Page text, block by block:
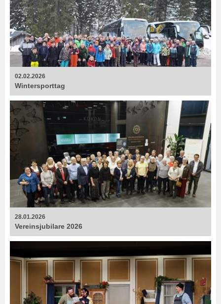
02.02.2026
Wintersporttag
28.01.2026
Vereinsjubilare 2026